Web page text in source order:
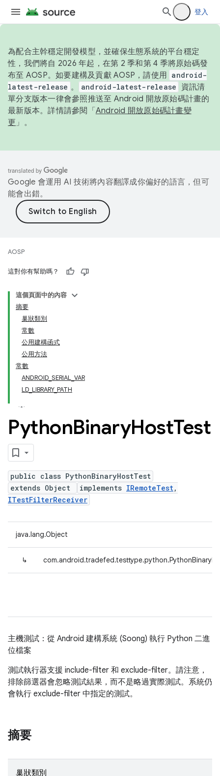
登入
為配合主幹穩定開發模型，並確保生態系統的平台穩定
性，我們將自 2026 年起，在第 2 季和第 4 季將原始碼發
布至 AOSP。如要建構及貢獻 AOSP，請使用 android-
latest-release 。 android-latest-release
資訊清
單分支版本一律會參照推送至 Android 開放原始碼計畫的
最新版本。詳情請參閱「 Android 開放原始碼計畫變
更 」。
Google 會運用 AI 技術將內容翻譯成你偏好的語言，但可
能會出錯。
AOSP
這對你有幫助嗎？
這個頁面中的內容
摘要
巢狀類別
常數
公用建構函式
公用方法
常數
ANDROID SERIAL VAR
LD LIBRARY_ PATH
PythonBinaryHostTest
public class PythonBinaryHostTest
extends Object
implements IRemoteTest,
ITestFilterReceiver
java.lang.Object
↳
主機測試：從 Android 建構系統 (Soong) 執行 Python 二進
位檔案
測試執行器支援 include-filter 和 exclude-filter。請注意，
排除篩選器會忽略測試結果，而不是略過實際測試。系統仍
會執行 exclude-filter 中指定的測試。
摘要
巢狀類別